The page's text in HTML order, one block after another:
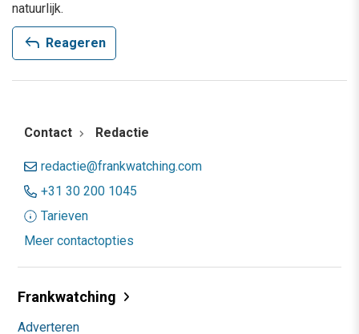
natuurlijk.
reply Reageren
Contact Redactie
redactie@frankwatching.com
+31 30 200 1045
Tarieven
Meer contactopties
Frankwatching
Adverteren